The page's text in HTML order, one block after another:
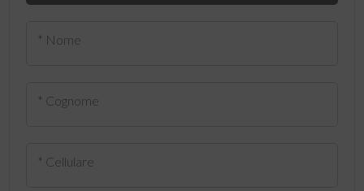
* Nome
* Cognome
* Cellulare